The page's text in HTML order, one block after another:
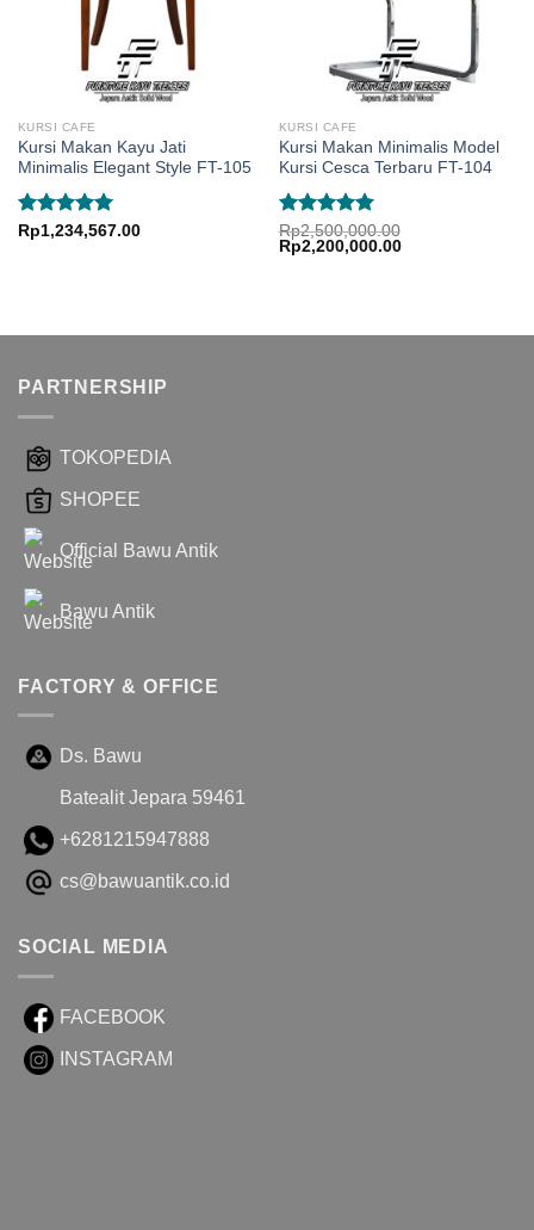
KURSI CAFE
Kursi Makan Kayu Jati
Minimalis Elegant Style FT-105
Dinilai5.00
Rp1,234,567.00
KURSI CAFE
Kursi Makan Minimalis Model
Kursi Cesca Terbaru FT-104
Dinilai5.00
dari 5
Rp2,500,000.00
Harga
aslinya
Rp2,200,000.00Harga
PARTNERSHIP
TOKOPEDIA
SHOPEE
Official Bawu Antik
Bawu Antik
FACTORY & OFFICE
Ds. Bawu
Batealit Jepara 59461
+6281215947888
cs@bawuantik.co.id
SOCIAL MEDIA
FACEBOOK
INSTAGRAM